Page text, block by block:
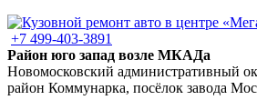
+7 499-403-3891
Район юго запад возле МКАДа
Новомосковский административный
район Коммунарка, посёлок завода